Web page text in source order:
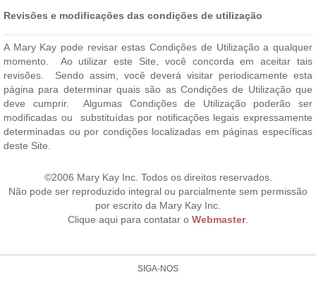
Revisões e modificações das condições de utilização
A Mary Kay pode revisar estas Condições de Utilização a qualquer
momento. Ao utilizar este Site, você concorda em aceitar tais
revisões. Sendo assim, você deverá visitar periodicamente esta
página para determinar quais são as Condições de Utilização que
deve cumprir. Algumas Condições de Utilização poderão ser
modificadas ou substituídas por notificações legais expressamente
determinadas ou por condições localizadas em páginas específicas
deste Site.
©2006 Mary Kay Inc. Todos os direitos reservados.
Não pode ser reproduzido integral ou parcialmente sem permissão
por escrito da Mary Kay Inc.
Clique aqui para contatar o Webmaster.
SIGA-NOS